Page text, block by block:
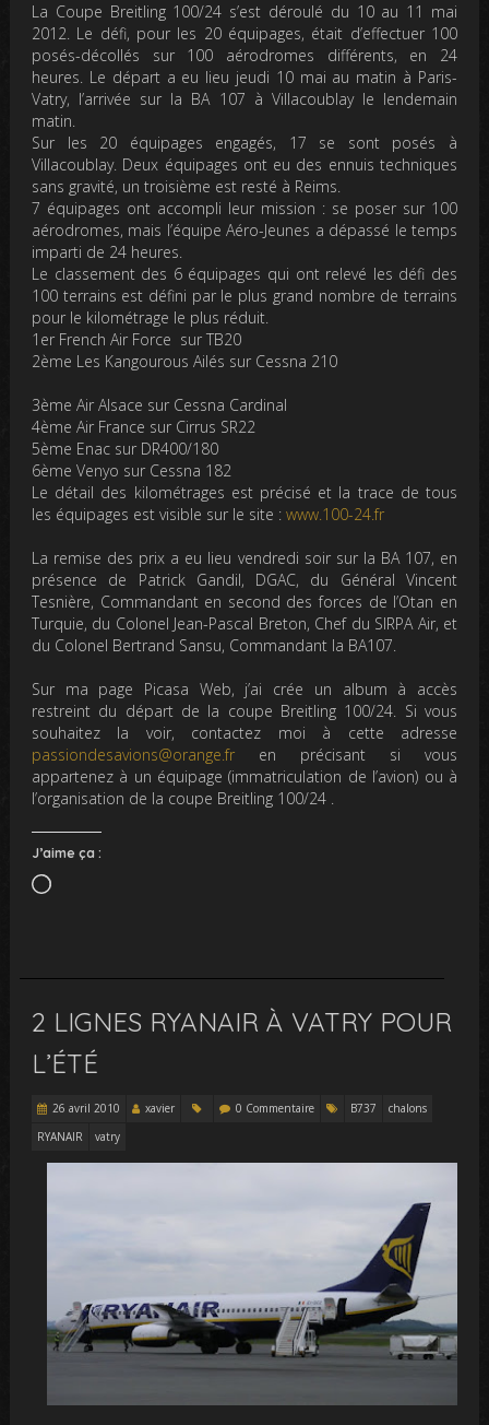
La Coupe Breitling 100/24 s’est déroulé du 10 au 11 mai
2012. Le défi, pour les 20 équipages, était d’effectuer 100
posés-décollés sur 100 aérodromes différents, en 24
heures. Le départ a eu lieu jeudi 10 mai au matin à Paris-
Vatry, l’arrivée sur la BA 107 à Villacoublay le lendemain
matin.
Sur les 20 équipages engagés, 17 se sont posés à
Villacoublay. Deux équipages ont eu des ennuis techniques
sans gravité, un troisième est resté à Reims.
7 équipages ont accompli leur mission : se poser sur 100
aérodromes, mais l’équipe Aéro-Jeunes a dépassé le temps
imparti de 24 heures.
Le classement des 6 équipages qui ont relevé les défi des
100 terrains est défini par le plus grand nombre de terrains
pour le kilométrage le plus réduit.
1er French Air Force sur TB20
2ème Les Kangourous Ailés sur Cessna 210
3ème Air Alsace sur Cessna Cardinal
4ème Air France sur Cirrus SR22
5ème Enac sur DR400/180
6ème Venyo sur Cessna 182
Le détail des kilométrages est précisé et la trace de tous
les équipages est visible sur le site :www.100-24.fr
La remise des prix a eu lieu vendredi soir sur la BA 107, en
présence de Patrick Gandil, DGAC, du Général Vincent
Tesnière, Commandant en second des forces de l’Otan en
Turquie, du Colonel Jean-Pascal Breton, Chef du SIRPA Air, et
du Colonel Bertrand Sansu, Commandant la BA107.
Sur ma page Picasa Web, j’ai crée un album à accès
restreint du départ de la coupe Breitling 100/24. Si vous
souhaitez la voir, contactez moi à cette adresse
passiondesavions@orange.fr en précisant si vous
appartenez à un équipage (immatriculation de l’avion) ou à
l’organisation de la coupe Breitling 100/24 .
J’aime ça :
Chargement…
2 LIGNES RYANAIR À VATRY POUR
L’ÉTÉ
26 avril 2010 xavier 0 Commentaire B737
chalons
RYANAIR
vatry